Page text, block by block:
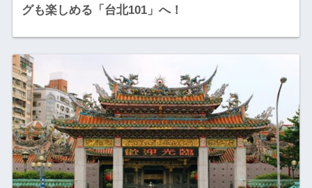
グも楽しめる「台北101」へ！